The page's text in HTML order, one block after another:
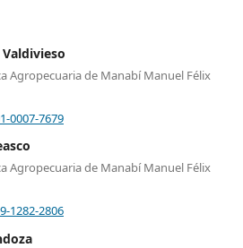
Agropecuaria de Manabí Manuel Félix
0007-7679
Agropecuaria de Manabí Manuel Félix
1282-2806